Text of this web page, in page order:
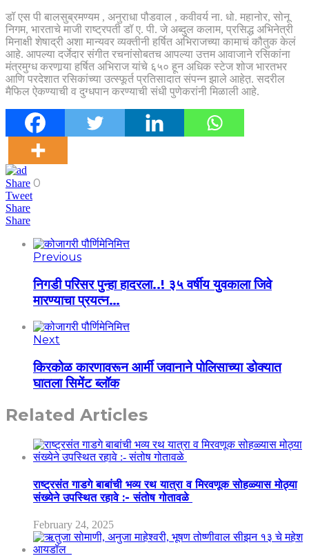
डॉ एस पी बालसुब्रमण्यम , अनुराधा पौडवाल , कवीवर्य ना. धो. महानोर, सोनू
निगम, भारताचे माजी राष्ट्रपती डॉ ए. पी. जे अब्दुल कलाम, प्रसिद्ध अभिनेत्री
मिनाक्षी शेषाद्री अशा मान्यवर व्यक्तीनी हर्षित अभिराजच्या कामाचं कौतुक केलं
आहे. आपल्या दर्जेदार संगीत रचनांसोबतच आपल्या उत्तम आवाजाने रसिकांना
मंत्रमुग्ध करणार्‍या हर्षित अभिराज यांचे ६५० हून अधिक स्टेज शोज भारतभर
आणि परदेशात रसिकांच्या उत्स्फूर्त प्रतिसादात संपन्न झाले आहेत़. सदरील
मैफिल ऐकण्याची व दुग्धपान करण्याची संधी पुणेकरांनी मिळाली आहे.
Share 0
Tweet
Share
Share
Previous
निगडी परिसर पुन्हा हादरला..! ३५ वर्षीय युवकाला जिवे
मारण्याचा प्रयत्न…
Next
किरकोळ कारणावरून आर्मी जवानाने पोलिसाच्या डोक्यात
घातला सिमेंट ब्लॉक
Related Articles
राष्ट्रसंत गाडगे बाबांची भव्य रथ यात्रा व मिरवणूक सोहळ्यास मोठ्या
संख्येने उपस्थित रहावे :- संतोष गोतावळे
February 24, 2025